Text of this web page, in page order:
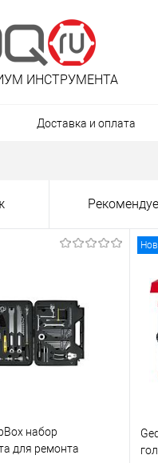
ИНСТРУМЕНТА
Доставка и оплата
набор
для ремонта